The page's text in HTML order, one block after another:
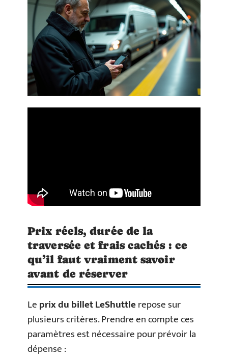
Prix réels, durée de la
traversée et frais cachés : ce
qu’il faut vraiment savoir
avant de réserver
Leprix du billet LeShuttlerepose sur
plusieurs critères. Prendre en compte ces
paramètres est nécessaire pour prévoir la
dépense :